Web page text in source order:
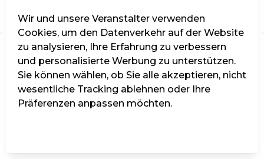
DE ·German
Wir und unsere Veranstalter verwenden
Cookies, um den Datenverkehr auf der Website
zu analysieren, Ihre Erfahrung zu verbessern
und personalisierte Werbung zu unterstützen.
Sie können wählen, ob Sie alle akzeptieren, nicht
wesentliche Tracking ablehnen oder Ihre
Präferenzen anpassen möchten.